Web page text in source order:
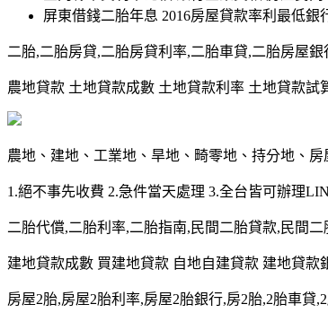
屏東借錢二胎年息 2016房屋貸款率利最低
二胎,二胎房貸,二胎房貸利率,二胎車貸,二胎房屋銀
農地貸款 土地貸款成數 土地貸款利率 土地貸款試
農地、建地、工業地、旱地、畸零地、持分地、
1.絕不事先收費 2.急件當天處理 3.全台皆可辦理
二胎代償,二胎利率,二胎指南,民間二胎貸款,民間二
建地貸款成數 買建地貸款 自地自建貸款 建地貸款
房屋2胎,房屋2胎利率,房屋2胎銀行,房2胎,2胎車貸